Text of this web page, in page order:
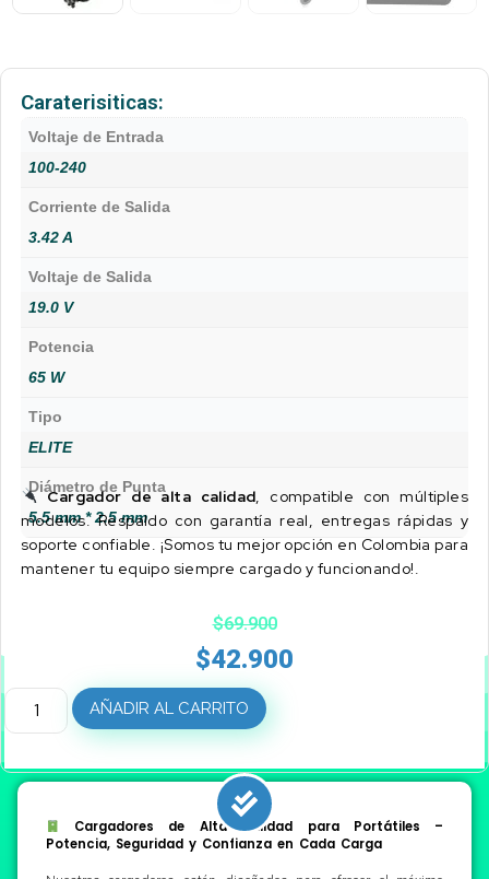
Caraterisiticas:
Voltaje de Entrada
100-240
Corriente de Salida
3.42 A
Voltaje de Salida
19.0 V
Potencia
65 W
Tipo
ELITE
Diámetro de Punta
5.5 mm * 2.5 mm
Cargador de alta calidad, compatible con múltiples
modelos. Respaldo con garantía real, entregas rápidas y
soporte confiable. ¡Somos tu mejor opción en Colombia para
mantener tu equipo siempre cargado y funcionando!.
$69.900
$42.900
AÑADIR AL CARRITO
Cargadores de Alta Calidad para Portátiles –
Potencia, Seguridad y Confianza en Cada Carga